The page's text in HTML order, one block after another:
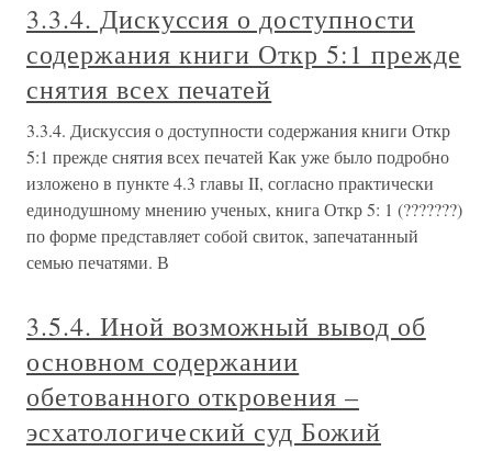
3.3.4. Дискуссия о доступности
содержания книги Откр 5:1 прежде
снятия всех печатей
3.3.4. Дискуссия о доступности содержания книги Откр
5:1 прежде снятия всех печатей Как уже было подробно
изложено в пункте 4.3 главы II, согласно практически
единодушному мнению ученых, книга Откр 5: 1 (???????)
по форме представляет собой свиток, запечатанный
семью печатями. В
3.5.4. Иной возможный вывод об
основном содержании
обетованного откровения –
эсхатологический суд Божий